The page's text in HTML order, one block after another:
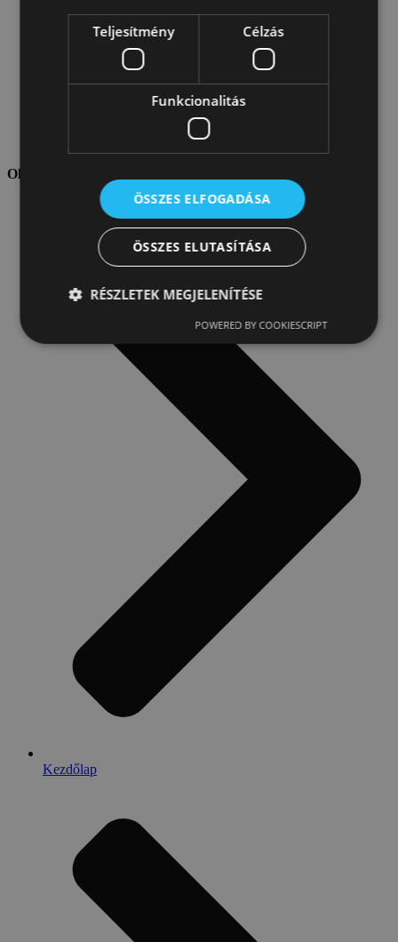
Oldaltérkép
Kezdőlap
Teljesítmény Célzás
Funkcionalitás
ÖSSZES ELFOGADÁSA
ÖSSZES ELUTASÍTÁSA
RÉSZLETEK MEGJELENÍTÉSE
POWERED BY COOKIESCRIPT